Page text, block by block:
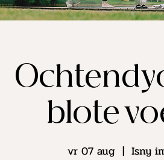
blote
vr 07 aug
  |
Isny